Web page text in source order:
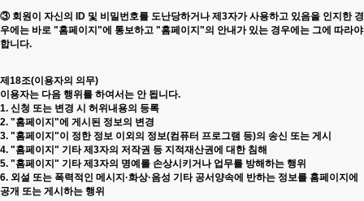
③ 회원이 자신의 ID 및 비밀번호를 도난당하거나 제3자가 사용하고 있음을 인지한 경
우에는 바로 "홈페이지"에 통보하고 "홈페이지"의 안내가 있는 경우에는 그에 따라야
합니다.
제18조(이용자의 의무)
이용자는 다음 행위를 하여서는 안 됩니다.
1. 신청 또는 변경 시 허위내용의 등록
2. "홈페이지"에 게시된 정보의 변경
3. "홈페이지"이 정한 정보 이외의 정보(컴퓨터 프로그램 등)의 송신 또는 게시
4. "홈페이지" 기타 제3자의 저작권 등 지적재산권에 대한 침해
5. "홈페이지" 기타 제3자의 명예를 손상시키거나 업무를 방해하는 행위
6. 외설 또는 폭력적인 메시지·화상·음성 기타 공서양속에 반하는 정보를 홈페이지에
공개 또는 게시하는 행위